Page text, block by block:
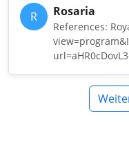
R Rosaria
References: